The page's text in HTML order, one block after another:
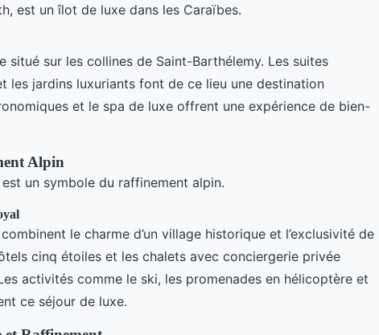
est un îlot de luxe dans les Caraïbes.
situé sur les collines de Saint-Barthélemy. Les suites
les jardins luxuriants font de ce lieu une destination
et le spa de luxe offrent une expérience de bien-
Alpin
un symbole du raffinement alpin.
le charme d’un village historique et l’exclusivité de
cinq étoiles et les chalets avec conciergerie privée
activités comme le ski, les promenades en hélicoptère et
ce séjour de luxe.